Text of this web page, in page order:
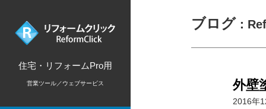
住宅・リフォームPro用
営業ツール／ウェブサービス
ブログ ：
外壁
2016年